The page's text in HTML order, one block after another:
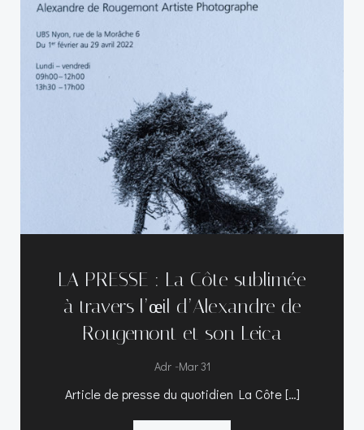
LA PRESSE : La Côte sublimée
à travers l’œil d’Alexandre de
Rougemont et son Leica
Adr -Mar 31
Article de presse du quotidien La Côte […]